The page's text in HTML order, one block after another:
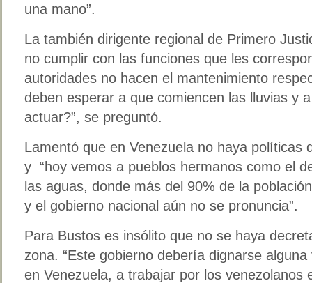
una mano”.
La también dirigente regional de Primero
no cumplir con las funciones que les
autoridades no hacen el mantenimiento
deben esperar a que comiencen las lluvias y
actuar?”, se preguntó.
Lamentó que en Venezuela no haya políticas
y “hoy vemos a pueblos hermanos como el
las aguas, donde más del 90% de la
y el gobierno nacional aún no se pronuncia”.
Para Bustos es insólito que no se haya
zona. “Este gobierno debería dignarse
en Venezuela, a trabajar por los venezolanos